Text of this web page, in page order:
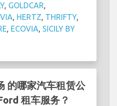
, GOLDCAR
HERTZ THRIFTY,
ECOVIA SICILY BY
的哪家汽车租赁公
租车服务？